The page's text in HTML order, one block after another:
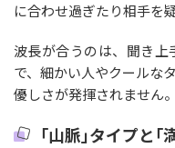
に合わせ過ぎたり相手を
波長が合うのは、聞き
で、細かい人やクールな
優しさが発揮されません。
｢山脈｣タイプと｢